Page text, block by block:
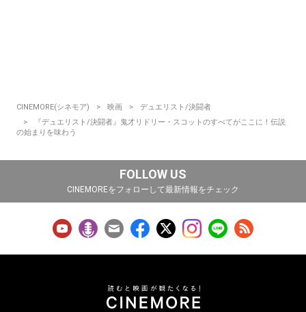
CINEMORE(シネモア) 映画
デュエリスト/決闘者
『デュエリスト/決闘者』鬼才リドリー・スコットのすべてがここに！伝説
の始まりを味わう
FOLLOW US
CINEMOREをフォローして最新情報をチェック